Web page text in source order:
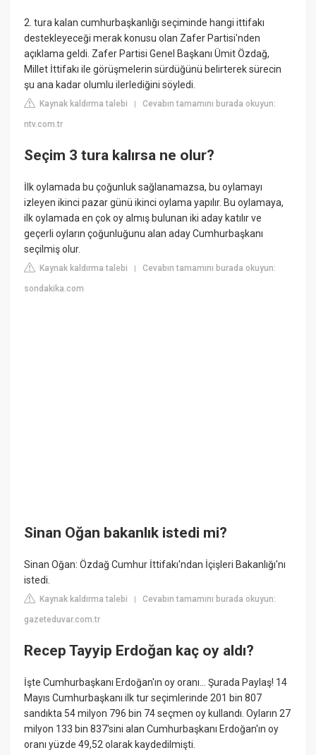
2. tura kalan cumhurbaşkanlığı seçiminde hangi ittifakı
destekleyeceği merak konusu olan Zafer Partisi'nden
açıklama geldi. Zafer Partisi Genel Başkanı Ümit Özdağ,
Millet İttifakı ile görüşmelerin sürdüğünü belirterek sürecin
şu ana kadar olumlu ilerlediğini söyledi.
Kaynak kaldırma talebi |Cevabın tamamını burada okuyun:
ntv.com.tr
Seçim 3 tura kalırsa ne olur?
İlk oylamada bu çoğunluk sağlanamazsa, bu oylamayı
izleyen ikinci pazar günü ikinci oylama yapılır. Bu oylamaya,
ilk oylamada en çok oy almış bulunan iki aday katılır ve
geçerli oyların çoğunluğunu alan aday Cumhurbaşkanı
seçilmiş olur.
Kaynak kaldırma talebi |Cevabın tamamını burada okuyun:
sondakika.com
Sinan Oğan bakanlık istedi mi?
Sinan Oğan: Özdağ Cumhur İttifakı'ndan İçişleri Bakanlığı'nı
istedi.
Kaynak kaldırma talebi |Cevabın tamamını burada okuyun:
gazeteduvar.com.tr
Recep Tayyip Erdoğan kaç oy aldı?
İşte Cumhurbaşkanı Erdoğan'ın oy oranı... Şurada Paylaş! 14
Mayıs Cumhurbaşkanı ilk tur seçimlerinde 201 bin 807
sandıkta 54 milyon 796 bin 74 seçmen oy kullandı. Oyların 27
milyon 133 bin 837'sini alan Cumhurbaşkanı Erdoğan'ın oy
oranı yüzde 49,52 olarak kaydedilmişti.